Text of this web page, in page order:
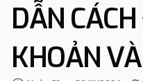
DẪN
KHOẢN